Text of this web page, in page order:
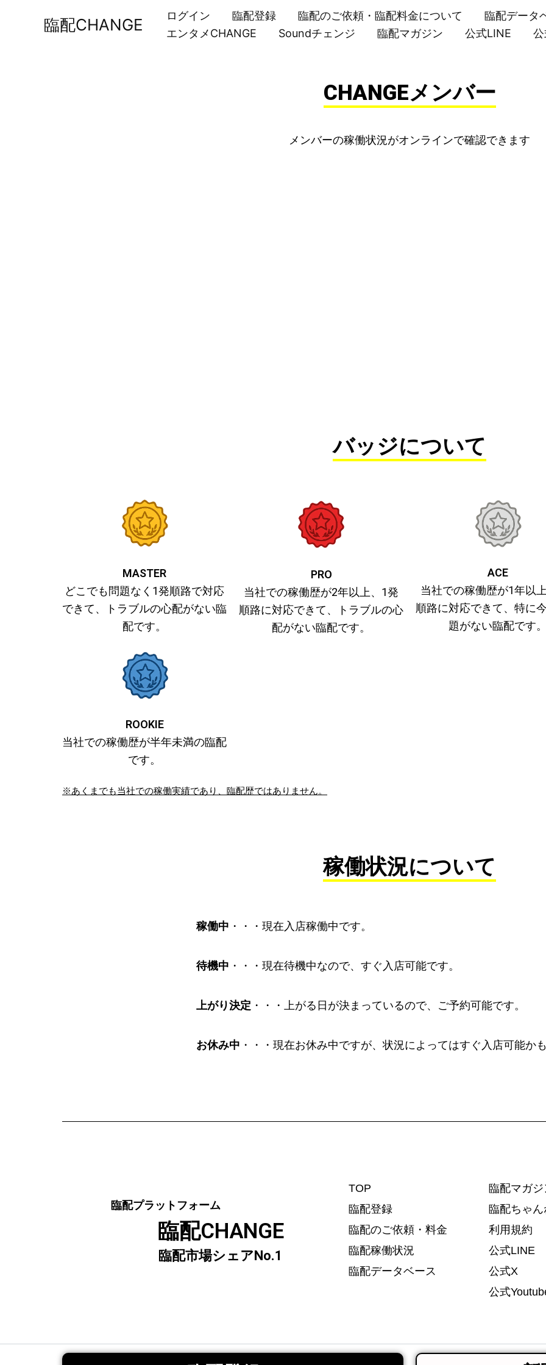
臨配CHANGE ログイン 臨配登録 臨配のご依頼・臨配料金について 臨配データ
エンタメCHANGE
Soundチェンジ 臨配マガジン 公式LINE
CHANGEメンバー
メンバーの稼働状況がオンラインで確認できます
バッジについて
MASTER
どこでも問題なく1発順路で対応
できて、トラブルの心配がない臨
配です。
PRO
当社での稼働歴が2年以上、1発
順路に対応できて、トラブルの心
配がない臨配です。
ACE
当社での稼働歴が1年以
順路に対応できて、特に
題がない臨配です。
ROOKIE
当社での稼働歴が半年未満の臨配
です。
※あくまでも当社での稼働実績であり、臨配歴ではありません。
稼働状況について
稼働中 ・・・現在入店稼働中です。
待機中 ・・・現在待機中なので、すぐ入店可能です。
上がり決定 ・・・上がる日が決まっているので、ご予約可能です。
お休み中 ・・・現在お休み中ですが、状況によってはすぐ入店可能か
臨配プラットフォーム
臨配CHANGE
臨配市場シェアNo.1
TOP
臨配登録
臨配のご依頼・料金
臨配稼働状況
臨配データベース
臨配マガジ
臨配ちゃん
利用規約
公式LINE
公式X
公式